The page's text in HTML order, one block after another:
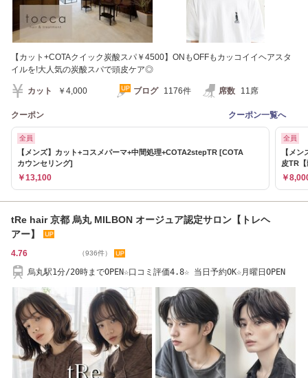
【カット+COTAクイック炭酸スパ￥4500】ONもOFFもカッコイイヘアスタ
イルを!大人気の炭酸スパで頭皮ケア◎
カット ￥4,000 ブログ 1176件 席数 11席
クーポン クーポン一覧へ
全員
【メンズ】カット+コスメパーマ+中間処理+COTA2stepTR [COTA
カウンセリング]
￥13,100
全員
【メ
皮TR
￥
tRe hair 京都 烏丸 MILBON オージュア認定サロン【トレヘ
アー】
4.76 （936件）
烏丸駅1分/20時までOPEN☆口コミ評価4.8☆ 当日予約OK☆月曜日OPEN